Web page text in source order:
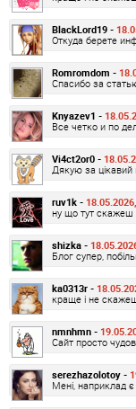
BlackLord19 -
Откуда берете
Romromdom -
Спасибо за
Knyazev1 -
Все четко и по
Vi4ct2or0 -
Дякую за цікавий
ruv1k -
ну що тут скажеш
shizka -
Блог супер,
ka0313r -
краще і не
nmnhmn -
Сайт просто
serezhazolotoy -
Мені, наприклад